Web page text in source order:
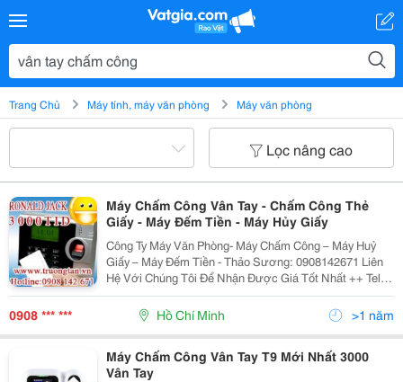
Trang Chủ Máy tính, máy văn phòng Máy văn phòng
Lọc nâng cao
Máy Chấm Công Vân Tay - Chấm Công Thẻ
Giấy - Máy Đếm Tiền - Máy Hủy Giấy
Công Ty Máy Văn Phòng- Máy Chấm Công – Máy Huỷ
Giấy – Máy Đếm Tiền - Thảo Sương: 0908142671 Liên
Hệ Với Chúng Tôi Để Nhận Được Giá Tốt Nhất ++ Tel:
(08) 39064546 - 39845596- 39845595- 39845594 ++
Website:www.truongtan.vn ++ Email : Thaosuong@
0908 *** *** Hồ Chí Minh >1 năm
Máy Chấm Công Vân Tay T9 Mới Nhất 3000
Vân Tay